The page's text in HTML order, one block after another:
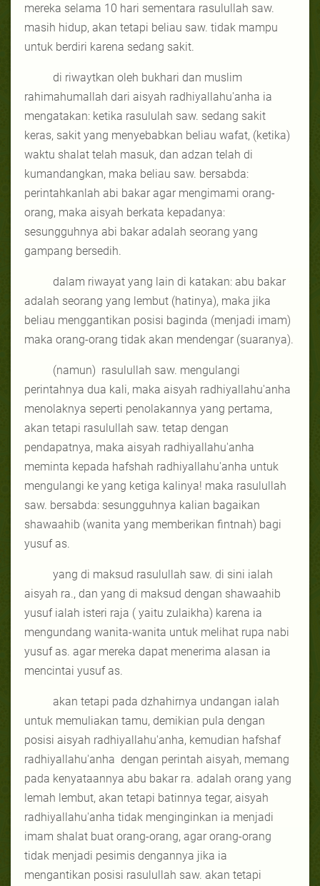
mereka selama 10 hari sementara rasulullah saw.
masih hidup, akan tetapi beliau saw. tidak mampu
untuk berdiri karena sedang sakit.
di riwaytkan oleh bukhari dan muslim
rahimahumallah dari aisyah radhiyallahu'anha ia
mengatakan: ketika rasululah saw. sedang sakit
keras, sakit yang menyebabkan beliau wafat, (ketika)
waktu shalat telah masuk, dan adzan telah di
kumandangkan, maka beliau saw. bersabda:
perintahkanlah abi bakar agar mengimami orang-
orang, maka aisyah berkata kepadanya:
sesungguhnya abi bakar adalah seorang yang
gampang bersedih.
dalam riwayat yang lain di katakan: abu bakar
adalah seorang yang lembut (hatinya), maka jika
beliau menggantikan posisi baginda (menjadi imam)
maka orang-orang tidak akan mendengar (suaranya).
(namun) rasulullah saw. mengulangi
perintahnya dua kali, maka aisyah radhiyallahu'anha
menolaknya seperti penolakannya yang pertama,
akan tetapi rasulullah saw. tetap dengan
pendapatnya, maka aisyah radhiyallahu'anha
meminta kepada hafshah radhiyallahu'anha untuk
mengulangi ke yang ketiga kalinya! maka rasulullah
saw. bersabda: sesungguhnya kalian bagaikan
shawaahib (wanita yang memberikan fintnah) bagi
yusuf as.
yang di maksud rasulullah saw. di sini ialah
aisyah ra., dan yang di maksud dengan shawaahib
yusuf ialah isteri raja ( yaitu zulaikha) karena ia
mengundang wanita-wanita untuk melihat rupa nabi
yusuf as. agar mereka dapat menerima alasan ia
mencintai yusuf as.
akan tetapi pada dzhahirnya undangan ialah
untuk memuliakan tamu, demikian pula dengan
posisi aisyah radhiyallahu'anha, kemudian hafshaf
radhiyallahu'anha dengan perintah aisyah, memang
pada kenyataannya abu bakar ra. adalah orang yang
lemah lembut, akan tetapi batinnya tegar, aisyah
radhiyallahu'anha tidak menginginkan ia menjadi
imam shalat buat orang-orang, agar orang-orang
tidak menjadi pesimis dengannya jika ia
mengantikan posisi rasulullah saw. akan tetapi